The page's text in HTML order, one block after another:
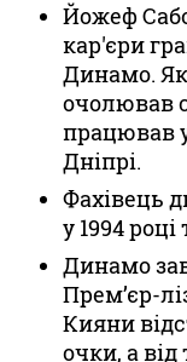
Йожеф
кар'єри
Динамо.
очолював
працював
Дніпрі.
Фахівець
у 1994 році
Динамо
Прем’єр-
Кияни
очки, а від